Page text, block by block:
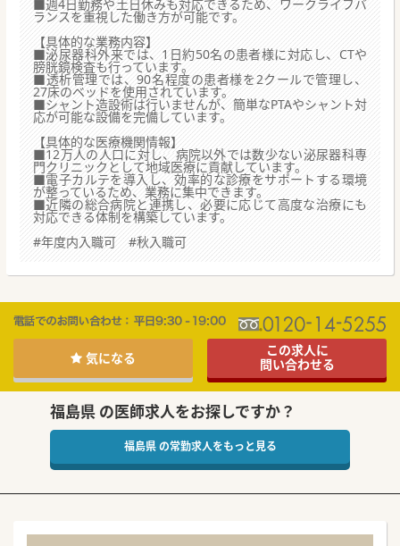
■週4日勤務や土日休みも対応できるため、ワークライフバ
ランスを重視した働き方が可能です。
【具体的な業務内容】
■泌尿器科外来では、1日約50名の患者様に対応し、CTや
膀胱鏡検査も行っています。
■透析管理では、90名程度の患者様を2クールで管理し、
27床のベッドを使用されています。
■シャント造設術は行いませんが、簡単なPTAやシャント対
応が可能な設備を完備しています。
【具体的な医療機関情報】
■12万人の人口に対し、病院以外では数少ない泌尿器科専
門クリニックとして地域医療に貢献しています。
■電子カルテを導入し、効率的な診療をサポートする環境
が整っているため、業務に集中できます。
■近隣の総合病院と連携し、必要に応じて高度な治療にも
対応できる体制を構築しています。
#年度内入職可 #秋入職可
気になる
この求人に
問い合わせる
福島県 の医師求人をお探しですか？
福島県 の常勤求人をもっと見る